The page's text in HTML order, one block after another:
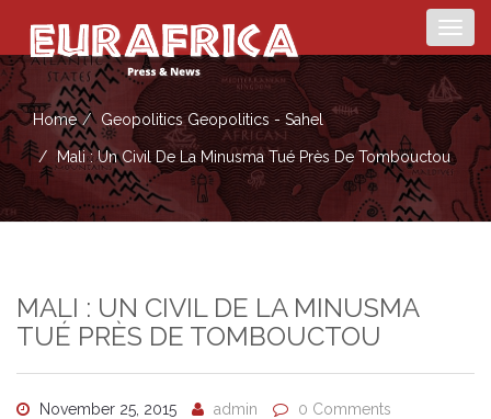
Home Geopolitics Geopolitics - Sahel
Mali : Un Civil De La Minusma Tué Près De Tombouctou
MALI : UN CIVIL DE LA MINUSMA
TUÉ PRÈS DE TOMBOUCTOU
November 25, 2015 admin 0 Comments